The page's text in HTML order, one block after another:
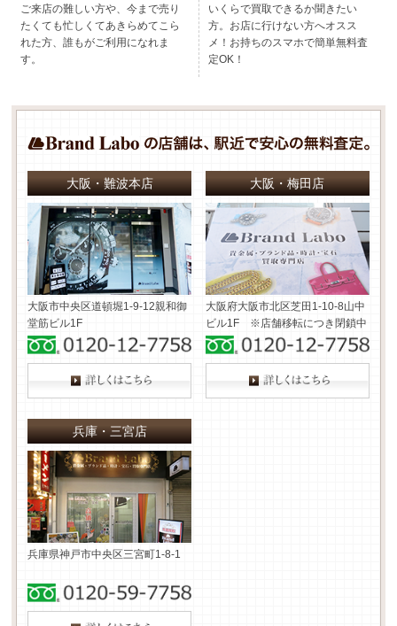
ご来店の難しい方や、今まで売り
たくても忙しくてあきらめてこら
れた方、誰もがご利用になれま
す。
いくらで買取できるか聞きたい
方。お店に行けない方へオスス
メ！お持ちのスマホで簡単無料査
定OK！
大阪・難波本店
大阪市中央区道頓堀1-9-12親和御
堂筋ビル1F
大阪・梅田店
大阪府大阪市北区芝田1-10-8山中
ビル1F ※店舗移転につき閉鎖中
兵庫・三宮店
兵庫県神戸市中央区三宮町1-8-1